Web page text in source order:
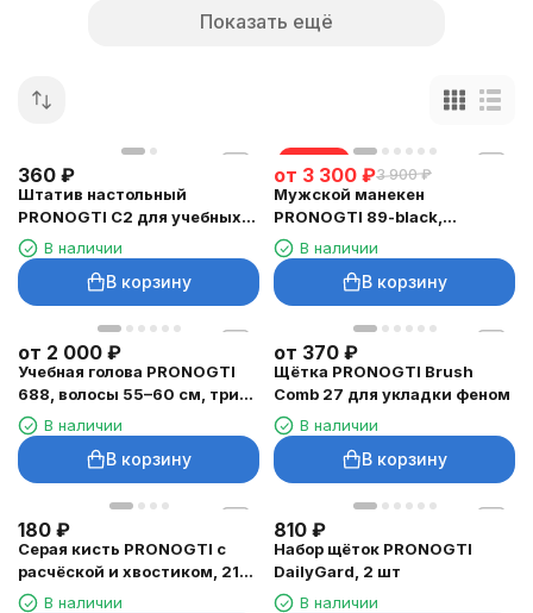
Показать ещё
360 ₽
Штатив настольный
PRONOGTI C2 для учебных
голов, компактное
крепление
В наличии
В корзину
скидка
от 3 300 ₽3 900 ₽
Мужской манекен
PRONOGTI 89-black,
натуральные волосы 20 см,
чёрный с бородой
В наличии
В корзину
от 2 000 ₽
Учебная голова PRONOGTI
688, волосы 55–60 см, три
оттенка
В наличии
В корзину
от 370 ₽
Щётка PRONOGTI Brush
Comb 27 для укладки феном
В наличии
В корзину
180 ₽
Серая кисть PRONOGTI с
расчёской и хвостиком, 21
см В наличии
810 ₽
Набор щёток PRONOGTI
DailyGard, 2 шт
В наличии